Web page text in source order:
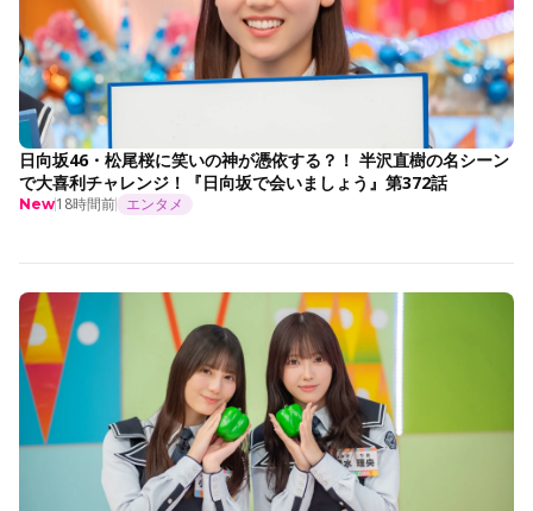
日向坂46・松尾桜に笑いの神が憑依する？！ 半沢直樹の名シーン
で大喜利チャレンジ！『日向坂で会いましょう』第372話
New18時間前 エンタメ